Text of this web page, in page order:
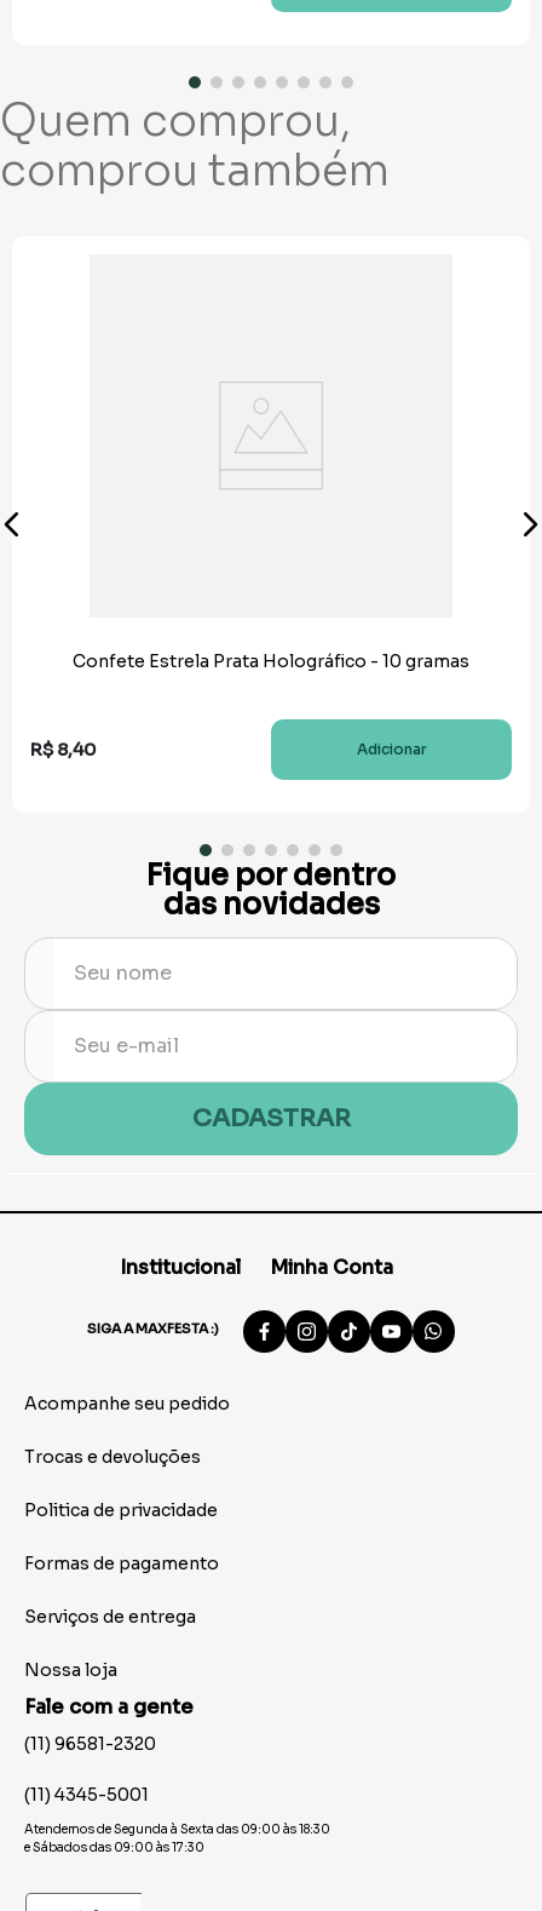
Quem comprou,
comprou também
Confete Estrela Prata Holográfico - 10 gramas
R$ 8,40 Adicionar
Fique por dentro
das novidades
CADASTRAR
Institucional Minha Conta
SIGA A MAXFESTA :)
Acompanhe seu pedido
Trocas e devoluções
Politica de privacidade
Formas de pagamento
Serviços de entrega
Nossa loja
Fale com a gente
(11) 96581-2320
(11) 4345-5001
Atendemos de Segunda à Sexta das 09:00 às 18:30
e Sábados das 09:00 às 17:30